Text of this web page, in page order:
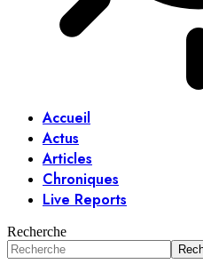
Accueil
Actus
Articles
Chroniques
Live Reports
Recherche